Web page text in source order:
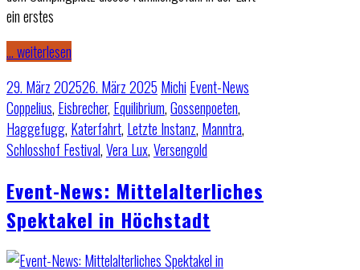
ein erstes
… weiterlesen
29. März 202526. März 2025 Michi Event-News
Coppelius, Eisbrecher, Equilibrium,Gossenpoeten,
Haggefugg, Katerfahrt, Letzte Instanz, Manntra,
Schlosshof Festival,Vera Lux,Versengold
Event-News: Mittelalterliches
Spektakel in Höchstadt